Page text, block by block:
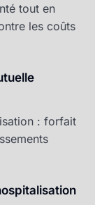
tout en
les coûts
: forfait